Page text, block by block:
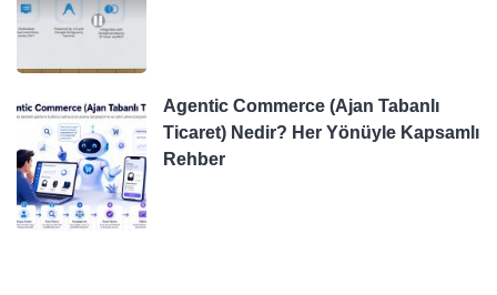
Agentic Commerce (Ajan Tabanlı
Ticaret) Nedir? Her Yönüyle Kapsamlı
Rehber